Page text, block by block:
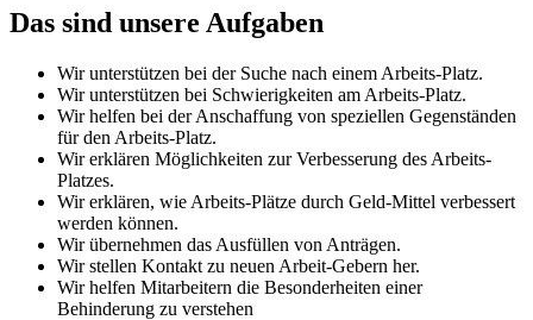
Das sind unsere Aufgaben
Wir unterstützen bei der Suche nach einem Arbeits-Platz.
Wir unterstützen bei Schwierigkeiten am Arbeits-Platz.
Wir helfen bei der Anschaffung von speziellen Gegenständen
für den Arbeits-Platz.
Wir erklären Möglichkeiten zur Verbesserung des Arbeits-
Platzes.
Wir erklären, wie Arbeits-Plätze durch Geld-Mittel verbessert
werden können.
Wir übernehmen das Ausfüllen von Anträgen.
Wir stellen Kontakt zu neuen Arbeit-Gebern her.
Wir helfen Mitarbeitern die Besonderheiten einer
Behinderung zu verstehen